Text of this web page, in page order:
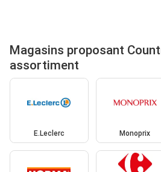
Magasins proposant
assortiment
E.Leclerc Monoprix